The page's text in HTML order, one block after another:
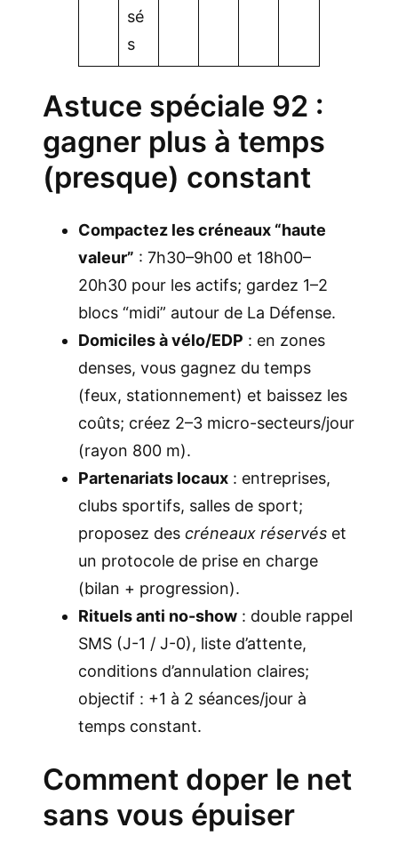
sé
s
Astuce spéciale 92 :
gagner plus à temps
(presque) constant
Compactez les créneaux “haute
valeur” : 7h30–9h00 et 18h00–
20h30 pour les actifs; gardez 1–2
blocs “midi” autour de La Défense.
Domiciles à vélo/EDP : en zones
denses, vous gagnez du temps
(feux, stationnement) et baissez les
coûts; créez 2–3 micro-secteurs/jour
(rayon 800 m).
Partenariats locaux : entreprises,
clubs sportifs, salles de sport;
proposez des créneaux réservés et
un protocole de prise en charge
(bilan + progression).
Rituels anti no-show : double rappel
SMS (J-1 / J-0), liste d’attente,
conditions d’annulation claires;
objectif : +1 à 2 séances/jour à
temps constant.
Comment doper le net
sans vous épuiser